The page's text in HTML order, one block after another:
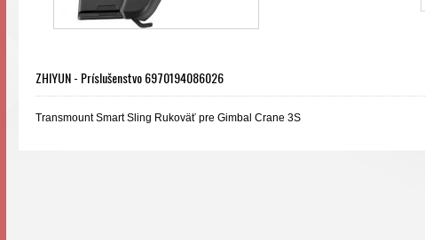
ZHIYUN - Príslušenstvo 6970194086026
Transmount Smart Sling Rukoväť pre Gimbal Crane 3S